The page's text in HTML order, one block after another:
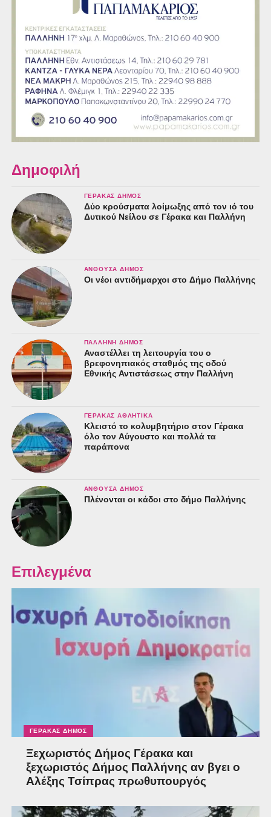
Δημοφιλή
ΓΈΡΑΚΑΣ ΔΉΜΟΣ
Δύο κρούσματα λοίμωξης από τον ιό του
Δυτικού Νείλου σε Γέρακα και Παλλήνη
ΑΝΘΟΎΣΑ ΔΉΜΟΣ
Οι νέοι αντιδήμαρχοι στο Δήμο Παλλήνης
ΠΑΛΛΉΝΗ ΔΉΜΟΣ
Αναστέλλει τη λειτουργία του ο
βρεφονηπιακός σταθμός της οδού
Εθνικής Αντιστάσεως στην Παλλήνη
ΓΈΡΑΚΑΣ ΑΘΛΗΤΙΚΆ
Κλειστό το κολυμβητήριο στον Γέρακα
όλο τον Αύγουστο και πολλά τα
παράπονα
ΑΝΘΟΎΣΑ ΔΉΜΟΣ
Πλένονται οι κάδοι στο δήμο Παλλήνης
Επιλεγμένα
ΓΈΡΑΚΑΣ ΔΉΜΟΣ
Ξεχωριστός Δήμος Γέρακα και
ξεχωριστός Δήμος Παλλήνης αν βγει ο
Αλέξης Τσίπρας πρωθυπουργός